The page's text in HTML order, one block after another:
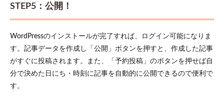
STEP5：公開！
WordPressのインストールが完了すれば、ログイン可能になりま
す。記事データを作成し「公開」ボタンを押すと、作成した記事
がすぐに投稿されます。また、「予約投稿」のボタンを押せば自
分で決めた日にち・時刻に記事を自動的に公開できるので便利で
す。